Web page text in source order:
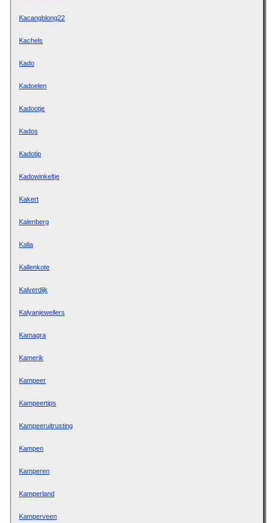
Kacangblong22
Kachels
Kado
Kadoelen
Kadootje
Kados
Kadotip
Kadowinkeltje
Kakert
Kalenberg
Kalia
Kallenkote
Kalverdijk
Kalyanjewellers
Kamagra
Kamerik
Kampeer
Kampeertips
Kampeeruitrusting
Kampen
Kamperen
Kamperland
Kamperveen